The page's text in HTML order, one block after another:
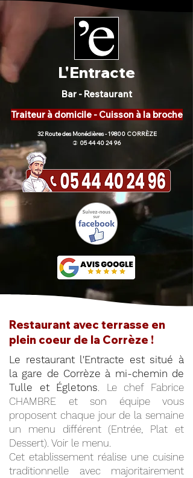
L'Entracte
Bar - Restaurant
Traiteur à domicile - Cuisson à la broche
32 Route des Monédières - 19800 CORRÈZE
) 05 44 40 24 96
Restaurant avec terrasse en
plein coeur de la Corrèze !
Le restaurant l'Entracte est situé à
la gare de Corrèze à mi-chemin de
Tulle et Égletons. Le chef Fabrice
CHAMBRE et son équipe vous
proposent chaque jour de la semaine
un menu différent (Entrée, Plat et
Dessert). Voir le menu.
Cet etablissement réalise une cuisine
traditionnelle avec majoritairement